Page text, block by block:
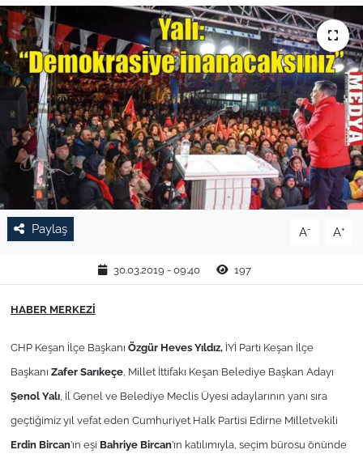
Paylaş A- A+
30.03.2019 - 09:40 197
HABER MERKEZİ
CHP Keşan İlçe Başkanı Özgür Heves Yıldız, İYİ Parti Keşan İlçe
Başkanı Zafer Sarıkeçe, Millet İttifakı Keşan Belediye Başkan Adayı
Şenol Yalı, İl Genel ve Belediye Meclis Üyesi adaylarının yanı sıra
geçtiğimiz yıl vefat eden Cumhuriyet Halk Partisi Edirne Milletvekili
Erdin Bircan’ın eşi Bahriye Bircan’ın katılımıyla, seçim bürosu önünde
EĞİTİM
TARIM VE HAYVANCILIK
KÜLTÜR SANAT
RESMİ İLAN
SPOR
YAŞAM
TEKİRDAĞ
KIRKLARELİ
ÇANAKKALE